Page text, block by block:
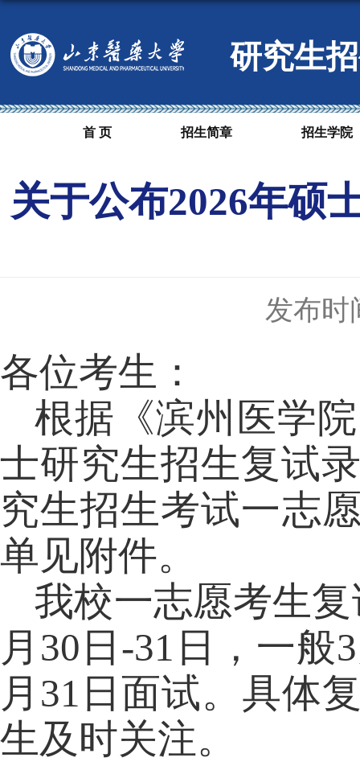
研究生
首 页 招生简章 招生学院
关于公布2026年硕
发布时
各位考生：
根据 《滨州医学
士研究生招生复试
究生招生考试一志
单见附件。
我校一志愿考生
月30日-31日，一般
月31日面试。 具体
生及时关注。